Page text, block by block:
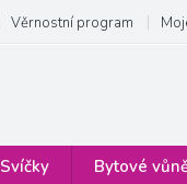
Věrnostní program
Svíčky Bytové